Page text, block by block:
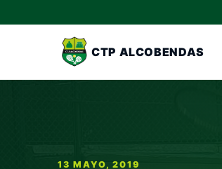
CTP ALCOBENDAS
13 MAYO, 2019